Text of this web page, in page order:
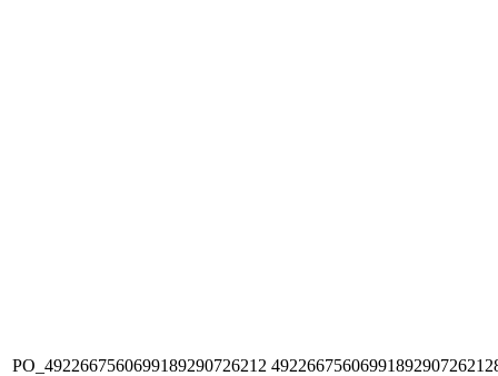
PO_4922667560699189290726212